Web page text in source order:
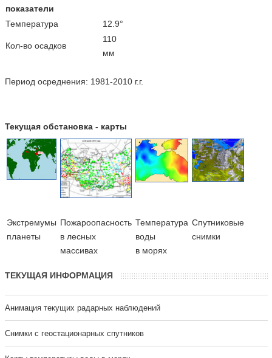
показатели
Температура
12.9°
Кол-во осадков
110
мм
Период осреднения: 1981-2010 г.г.
Текущая обстановка - карты
Экстремумы
планеты
Пожароопасность
в лесных
массивах
Температура
воды
в морях
Cпутниковые
снимки
ТЕКУЩАЯ ИНФОРМАЦИЯ
Анимация текущих радарных наблюдений
Cнимки с геостационарных спутников